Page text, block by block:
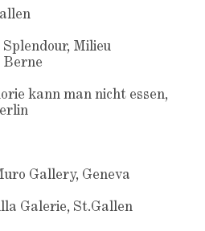
Milieu
Berne
kann man nicht essen,
Gallery, Geneva
Galerie, St.Gallen